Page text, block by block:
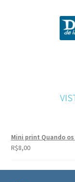
Mini print Quando
R$8,00